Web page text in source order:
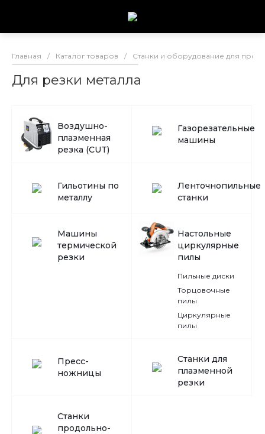
Главная / Каталог товаров / Станки и оборудование для
Для резки металла
Воздушно-
плазменная
резка (CUT)
Газорезательные
машины
Гильотины по
металлу
Ленточнопильные
станки
Машины
термической
резки
Настольные
циркулярные
пилы
Пильные диски
Торцовочные
пилы
Циркулярные
пилы
Пресс-
ножницы
Станки для
плазменной
резки
Станки
продольно-